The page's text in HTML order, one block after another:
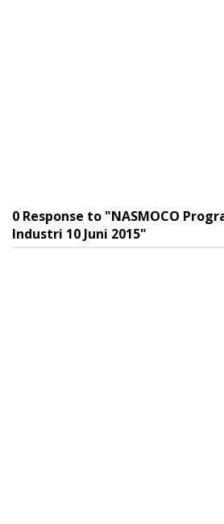
0 Response to "NASMOCO
Industri 10 Juni 2015"